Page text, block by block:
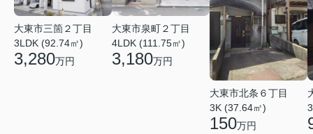
大東市三箇２丁目
3LDK (92.74㎡)
3,280万円
大東市泉町２丁目
4LDK (111.75㎡)
3,180万円
大東市北条６丁目
3K (37.64㎡)
150万円